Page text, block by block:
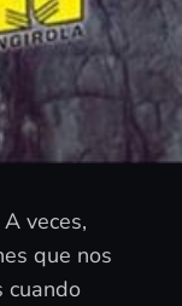
veces,
que nos
cuando